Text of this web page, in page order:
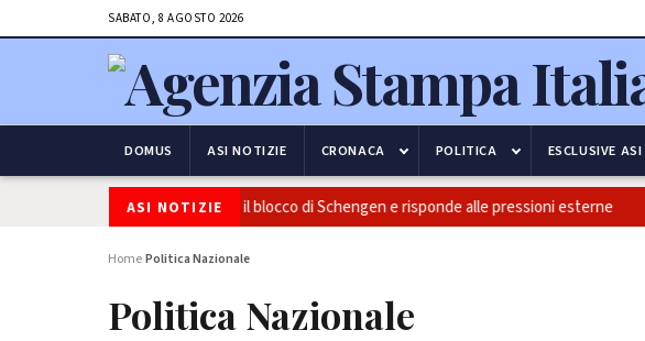
SABATO, 8 AGOSTO 2026
DOMUS ASI NOTIZIE CRONACA POLITICA ESCLUSIVE ASI
ASI NOTIZIE
frontiere: l’Italia conferma il blocco di Schengen e risponde alle pressioni esterne
HomePolitica Nazionale
Politica Nazionale